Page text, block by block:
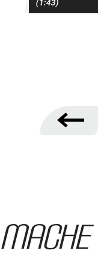
(1:43)
Mache